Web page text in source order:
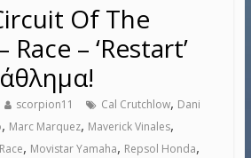
Of The
– ‘Restart’
scorpion11 Cal Crutchlow, Dani
, Marc Marquez, Maverick Vinales,
, Movistar Yamaha, Repsol Honda,